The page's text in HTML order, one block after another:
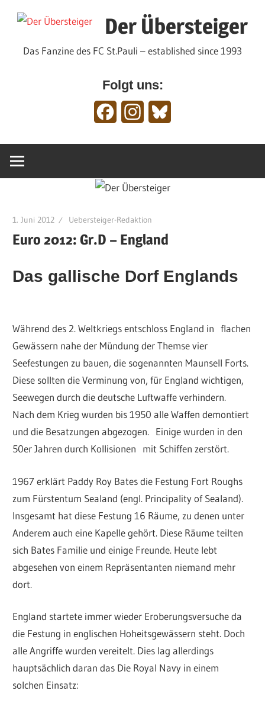
Inhalt
Der Übersteiger
Das Fanzine des FC St.Pauli – established since 1993
Folgt uns:
FacebookInstagram
1. Juni 2012 Uebersteiger-Redaktion
Euro 2012: Gr.D – England
Das gallische Dorf Englands
Während des 2. Weltkriegs entschloss England in flachen
Gewässern nahe der Mündung der Themse vier
Seefestungen zu bauen, die sogenannten Maunsell Forts.
Diese sollten die Verminung von, für England wichtigen,
Seewegen durch die deutsche Luftwaffe verhindern.
Nach dem Krieg wurden bis 1950 alle Waffen demontiert
und die Besatzungen abgezogen. Einige wurden in den
50er Jahren durch Kollisionen mit Schiffen zerstört.
1967 erklärt Paddy Roy Bates die Festung Fort Roughs
zum Fürstentum Sealand (engl. Principality of Sealand).
Insgesamt hat diese Festung 16 Räume, zu denen unter
Anderem auch eine Kapelle gehört. Diese Räume teilten
sich Bates Familie und einige Freunde. Heute lebt
abgesehen von einem Repräsentanten niemand mehr
dort.
England startete immer wieder Eroberungsversuche da
die Festung in englischen Hoheitsgewässern steht. Doch
alle Angriffe wurden vereitelt. Dies lag allerdings
hauptsächlich daran das Die Royal Navy in einem
solchen Einsatz: